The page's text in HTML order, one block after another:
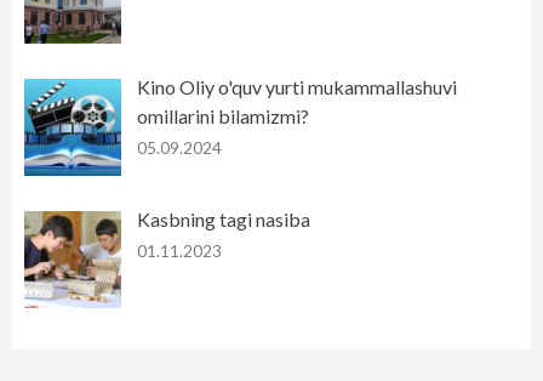
Kino Oliy o'quv yurti mukammallashuvi
omillarini bilamizmi?
05.09.2024
Kasbning tagi nasiba
01.11.2023